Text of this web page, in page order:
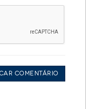
Comentário